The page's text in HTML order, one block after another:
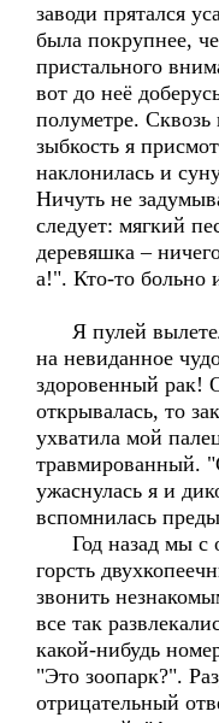
заводи прятался
была покрупнее,
пристального
вот до неё
полуметре.
зыбкость я
наклонилась и
Ничуть не
следует: мягкий
деревяшка –
а!". Кто-то больно
Я пулей
на невиданное
здоровенный рак!
открывалась, то
ухватила мой
травмированный.
ужаснулась я и
вспомнилась
Год назад мы с
горсть
звонить
все так
какой-нибудь
"Это зоопарк?".
отрицательный